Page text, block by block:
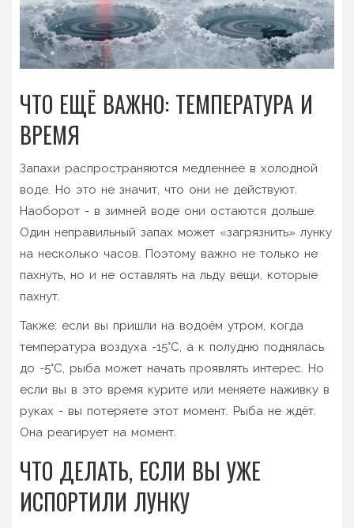
ЧТО ЕЩЁ ВАЖНО: ТЕМПЕРАТУРА И
ВРЕМЯ
Запахи распространяются медленнее в холодной
воде. Но это не значит, что они не действуют.
Наоборот - в зимней воде они остаются дольше.
Один неправильный запах может «загрязнить» лунку
на несколько часов. Поэтому важно не только не
пахнуть, но и не оставлять на льду вещи, которые
пахнут.
Также: если вы пришли на водоём утром, когда
температура воздуха -15°C, а к полудню поднялась
до -5°C, рыба может начать проявлять интерес. Но
если вы в это время курите или меняете наживку в
руках - вы потеряете этот момент. Рыба не ждёт.
Она реагирует на момент.
ЧТО ДЕЛАТЬ, ЕСЛИ ВЫ УЖЕ
ИСПОРТИЛИ ЛУНКУ